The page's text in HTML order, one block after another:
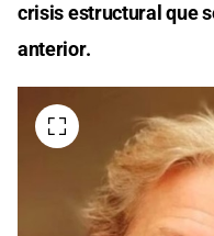
crisis estructural que
anterior.